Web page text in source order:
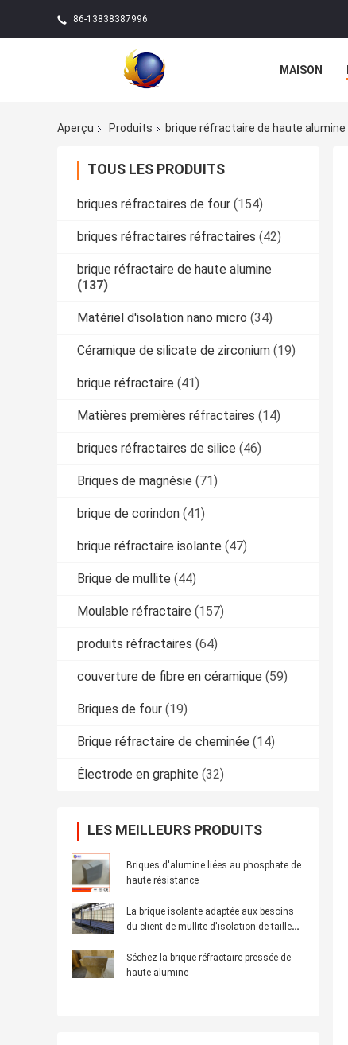
86-13838387996
MAISON
Aperçu Produits brique réfractaire de haute alumine
TOUS LES PRODUITS
briques réfractaires de four (154)
briques réfractaires réfractaires (42)
brique réfractaire de haute alumine
(137)
Matériel d'isolation nano micro (34)
Céramique de silicate de zirconium (19)
brique réfractaire (41)
Matières premières réfractaires (14)
briques réfractaires de silice (46)
Briques de magnésie (71)
brique de corindon (41)
brique réfractaire isolante (47)
Brique de mullite (44)
Moulable réfractaire (157)
produits réfractaires (64)
couverture de fibre en céramique (59)
Briques de four (19)
Brique réfractaire de cheminée (14)
Électrode en graphite (32)
LES MEILLEURS PRODUITS
Briques d'alumine liées au phosphate de
haute résistance
La brique isolante adaptée aux besoins
du client de mullite d'isolation de taille
Séchez la brique réfractaire pressée de
haute alumine